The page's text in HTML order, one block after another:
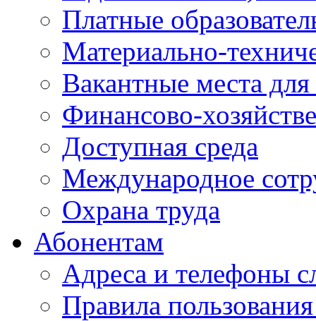
Платные
Материально-
Вакантные места
Финансово-
Доступная среда
Международное
Охрана труда
Абонентам
Адреса и телефоны
Правила